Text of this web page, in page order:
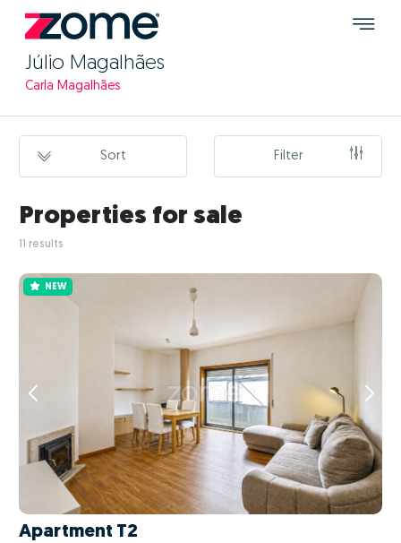
Júlio Magalhães
Carla Magalhães
Sort Filter
Properties for sale
11 results
NEW
Apartment T2